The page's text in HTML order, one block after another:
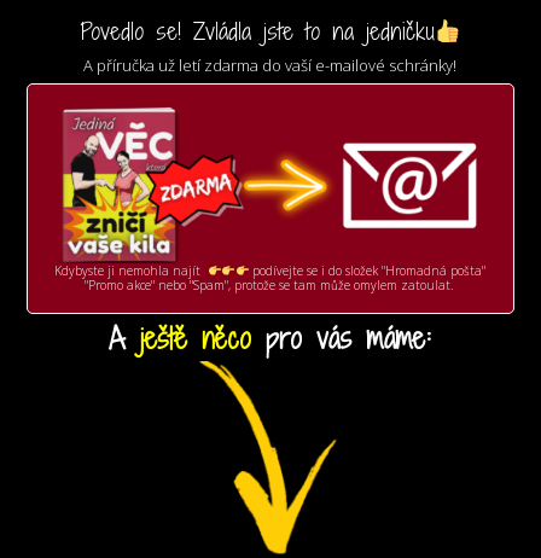
Povedlo se! Zvládla jste to na jedničku
A příručka už letí zdarma do vaší e-mailové schránky!
Kdybyste ji nemohla najít
podívejte se i do složek "Hromadná pošta"
"Promo akce" nebo "Spam", protože se tam může omylem zatoulat.
A ještě něcopro vás máme: